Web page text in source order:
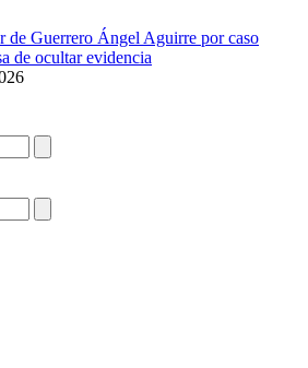
de Guerrero Ángel Aguirre por caso
de ocultar evidencia